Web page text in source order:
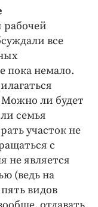
рабочей
все
пока немало.
ли будет
семья
участок не
с
не является
(ведь на
видов